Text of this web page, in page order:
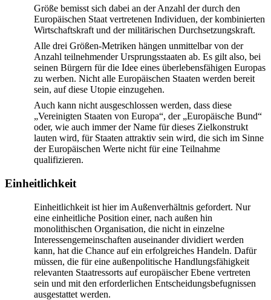
Größe bemisst sich dabei an der Anzahl der durch den
Europäischen Staat vertretenen Individuen, der kombinierten
Wirtschaftskraft und der militärischen Durchsetzungskraft.
Alle drei Größen-Metriken hängen unmittelbar von der
Anzahl teilnehmender Ursprungsstaaten ab. Es gilt also, bei
seinen Bürgern für die Idee eines überlebensfähigen Europas
zu werben. Nicht alle Europäischen Staaten werden bereit
sein, auf diese Utopie einzugehen.
Auch kann nicht ausgeschlossen werden, dass diese
„Vereinigten Staaten von Europa“, der „Europäische Bund“
oder, wie auch immer der Name für dieses Zielkonstrukt
lauten wird, für Staaten attraktiv sein wird, die sich im Sinne
der Europäischen Werte nicht für eine Teilnahme
qualifizieren.
Einheitlichkeit
Einheitlichkeit ist hier im Außenverhältnis gefordert. Nur
eine einheitliche Position einer, nach außen hin
monolithischen Organisation, die nicht in einzelne
Interessen­gemein­schaften auseinander dividiert werden
kann, hat die Chance auf ein erfolgreiches Handeln. Dafür
müssen, die für eine außenpolitische Handlungsfähigkeit
relevanten Staatressorts auf europäischer Ebene vertreten
sein und mit den erforderlichen Entscheidungsbefugnissen
ausgestattet werden.